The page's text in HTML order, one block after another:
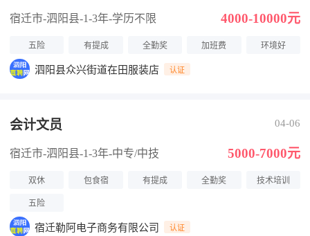
宿迁市-泗阳县-1-3年-学历不限 4000-10000元
五险 有提成 全勤奖 加班费 环境好
泗阳县众兴街道在田服装店 认证
会计文员 04-06
宿迁市-泗阳县-1-3年-中专/中技 5000-7000元
双休 包食宿 有提成 全勤奖 技术培训
五险
宿迁勒阿电子商务有限公司 认证